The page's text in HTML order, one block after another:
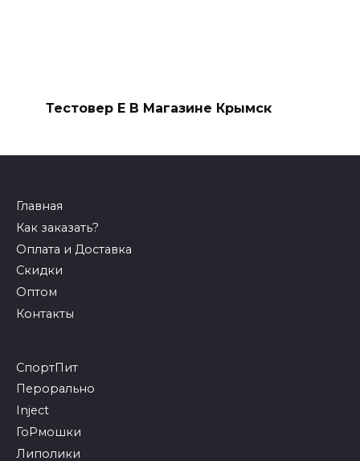
Тестовер Е В Магазине Крымск
Главная
Как заказать?
Скидки
Оптом
Контакты